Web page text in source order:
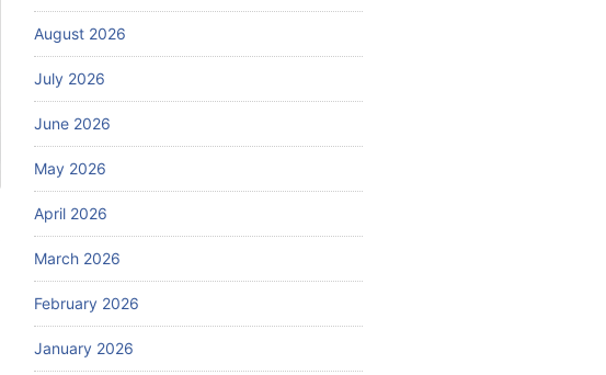
August 2026
July 2026
June 2026
May 2026
April 2026
March 2026
February 2026
January 2026